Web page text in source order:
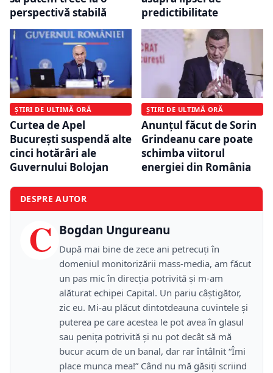
perspectivă stabilă
predictibilitate
ȘTIRI DE ULTIMĂ ORĂ
Curtea de Apel
București suspendă alte
cinci hotărâri ale
Guvernului Bolojan
ȘTIRI DE ULTIMĂ ORĂ
Anunțul făcut de Sorin
Grindeanu care poate
schimba viitorul
energiei din România
DESPRE AUTOR
C Bogdan Ungureanu
După mai bine de zece ani petrecuţi în
domeniul monitorizării mass-media, am făcut
un pas mic în direcţia potrivită şi m-am
alăturat echipei Capital. Un pariu câştigător,
zic eu. Mi-au plăcut dintotdeauna cuvintele şi
puterea pe care acestea le pot avea în glasul
sau peniţa potrivită şi nu pot decât să mă
bucur acum de un banal, dar rar întâlnit “Îmi
place munca mea!” Când nu mă găsiţi scriind